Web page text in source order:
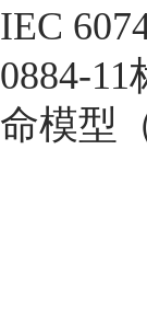
IEC
0884-
命模型